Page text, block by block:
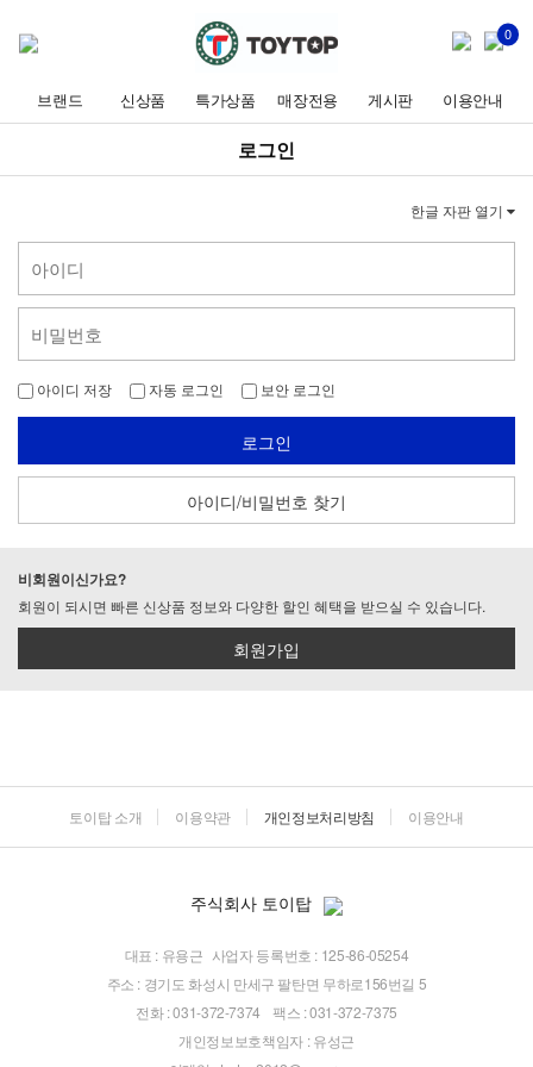
0
브랜드 신상품 특가상품 매장전용 게시판 이용안내
로그인
한글 자판 열기
아이디 저장 자동 로그인 보안 로그인
로그인
아이디/비밀번호 찾기
비회원이신가요?
회원이 되시면 빠른 신상품 정보와 다양한 할인 혜택을 받으실 수 있습니다.
회원가입
토이탑 소개 이용약관 개인정보처리방침 이용안내
주식회사 토이탑
대표 : 유용근 사업자 등록번호 : 125-86-05254
주소 : 경기도 화성시 만세구 팔탄면 무하로156번길 5
전화 : 031-372-7374
팩스 : 031-372-7375
개인정보보호책임자 : 유성근